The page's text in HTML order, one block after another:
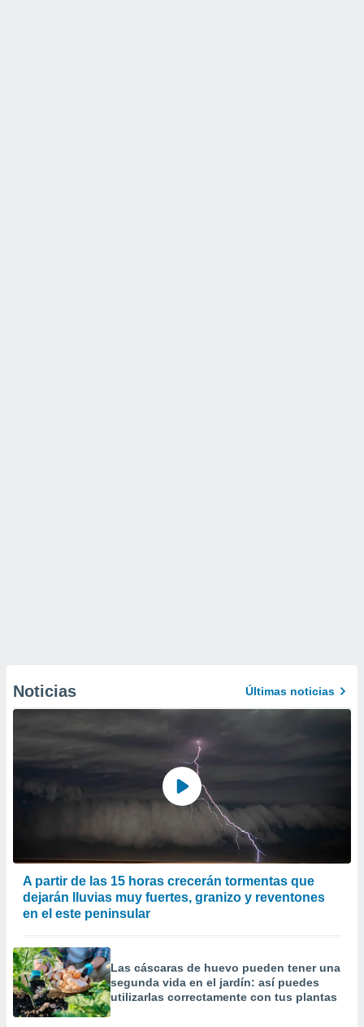
Noticias Últimas noticias
A partir de las 15 horas crecerán tormentas que
dejarán lluvias muy fuertes, granizo y reventones
en el este peninsular
Las cáscaras de huevo pueden tener una
segunda vida en el jardín: así puedes
utilizarlas correctamente con tus plantas